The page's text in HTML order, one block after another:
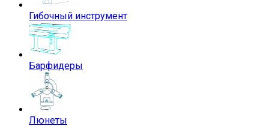
Гибочный инструмент
Барфидеры
Люнеты